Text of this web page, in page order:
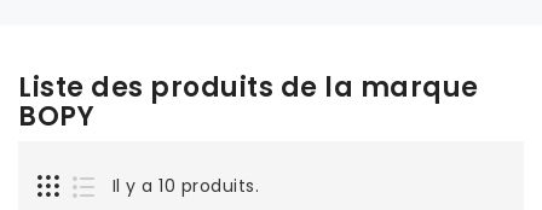
Liste des produits de la marque
BOPY
Il y a 10 produits.